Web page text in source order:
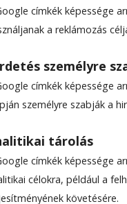
címkék képessége
a reklámozás
személyre
címkék képessége
személyre szabják a
tárolás
címkék képessége
célokra, például a
követésére.
formájában
évvel ezelőtt
és
kell. A nem
Napsugár az
folytatott
mozdul az